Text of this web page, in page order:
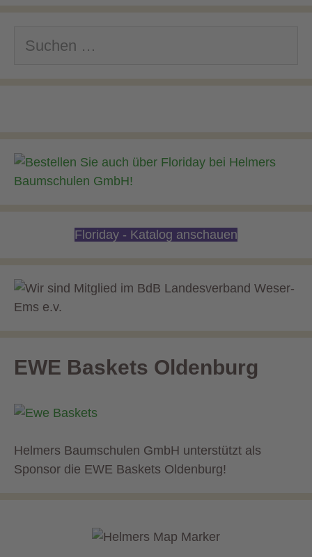
nach:
Floriday - Katalog anschauen
EWE Baskets Oldenburg
Helmers Baumschulen GmbH unterstützt als
Sponsor die EWE Baskets Oldenburg!